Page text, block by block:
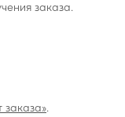
заказа.
заказа».